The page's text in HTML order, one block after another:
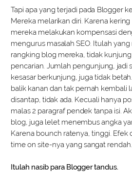
Tapi apa yang terjadi pada Blogger
Mereka melarikan diri. Karena
mereka melakukan kompensasi
mengurus masalah SEO. Itulah
rangking blog mereka, tidak
pencarian. Jumlah pengunjung, jadi
kesasar berkunjung, juga tidak
balik kanan dan tak pernah kembali
disantap, tidak ada. Kecuali hanya
malas 2 paragraf pendek tanpa isi.
blog, juga lelet menembus angka
Karena bounch ratenya, tinggi. Efek
time on site-nya yang sangat rendah.
Itulah nasib para Blogger tandus.